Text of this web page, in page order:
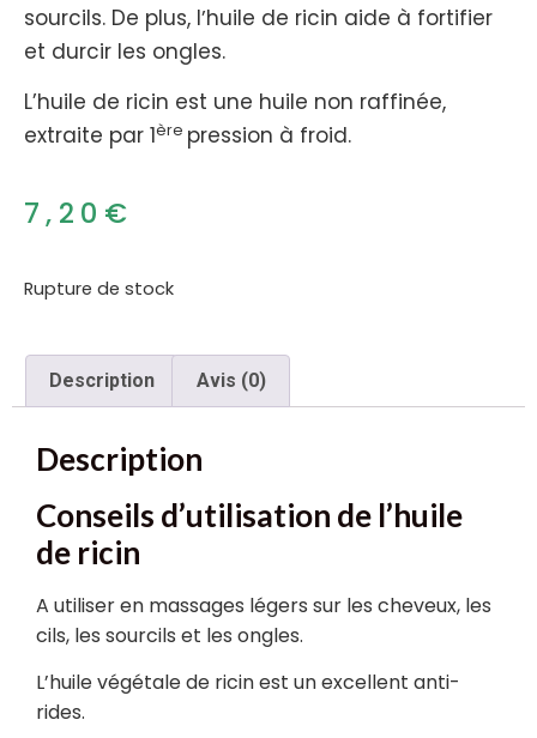
sourcils. De plus, lʼhuile de ricin aide à fortifier
et durcir les ongles.
L’huile de ricin est une huile non raffinée,
extraite par 1ère pression à froid.
7,20 €
Rupture de stock
Description Avis (0)
Description
Conseils d’utilisation de l’huile
de ricin
A utiliser en massages légers sur les cheveux, les
cils, les sourcils et les ongles.
L’huile végétale de ricin est un excellent anti-
rides.